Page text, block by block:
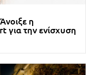
η
την ενίσχυση